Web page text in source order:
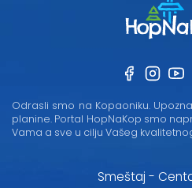
Odrasli smo na Kopaoniku.
planine. Portal HopNaKop smo
Vama a sve u cilju Vašeg
Smeštaj -